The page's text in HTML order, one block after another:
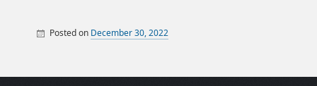
Posted on December 30, 2022